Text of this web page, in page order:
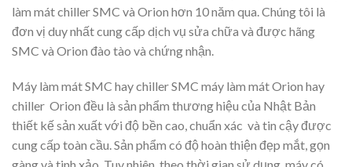
làm mát chiller SMC và Orion hơn 10 năm qua. Chúng tôi là
đơn vị duy nhất cung cấp dịch vụ sửa chữa và được hãng
SMC và Orion đào tào và chứng nhận.
Máy làm mát SMC hay chiller SMC máy làm mát Orion hay
chiller Orion đều là sản phẩm thương hiệu của Nhật Bản
thiết kế sản xuất với độ bền cao, chuẩn xác và tin cậy được
cung cấp toàn cầu. Sản phẩm có độ hoàn thiện đẹp mắt, gọn